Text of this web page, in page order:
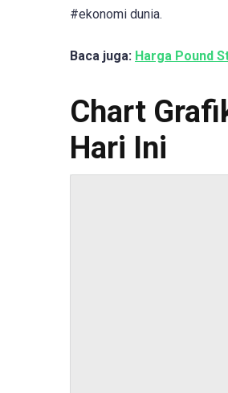
#ekonomi dunia.
Baca juga: Harga Pound
Chart
Hari Ini